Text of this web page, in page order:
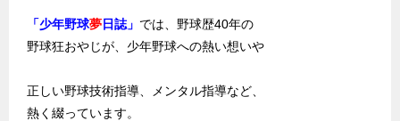
「少年野球夢日誌」 では、野球歴40年の
野球狂おやじが、少年野球への熱い想いや
正しい野球技術指導、メンタル指導など、
熱く綴っています。